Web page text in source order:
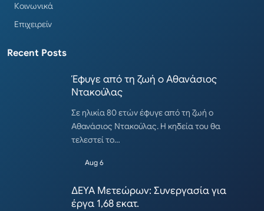
Κοινωνικά
Επιχειρείν
Recent Posts
Έφυγε από τη ζωή ο Αθανάσιος
Ντακούλας
Σε ηλικία 80 ετών έφυγε από τη ζωή ο
Αθανάσιος Ντακούλας. Η κηδεία του θα
τελεστεί το…
Aug 6
ΔΕΥΑ Μετεώρων: Συνεργασία για
έργα 1,68 εκατ.